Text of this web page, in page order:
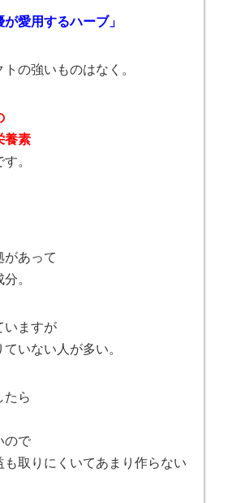
が愛用するハーブ」
の強いものはなく。
養素
。
があって
。
いますが
いない人が多い。
たら
ので
取りにくいてあまり作らない